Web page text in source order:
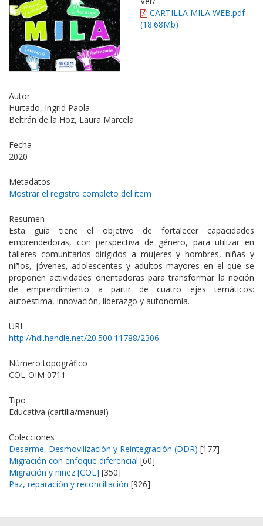
CARTILLA MILA WEB.pdf
(18.68Mb)
Autor
Hurtado, Ingrid Paola
Beltrán de la Hoz, Laura Marcela
Fecha
2020
Metadatos
Mostrar el registro completo del ítem
Resumen
Esta guía tiene el objetivo de fortalecer capacidades
emprendedoras, con perspectiva de género, para utilizar en
talleres comunitarios dirigidos a mujeres y hombres, niñas y
niños, jóvenes, adolescentes y adultos mayores en el que se
proponen actividades orientadoras para transformar la noción
de emprendimiento a partir de cuatro ejes temáticos:
autoestima, innovación, liderazgo y autonomía.
URI
http://hdl.handle.net/20.500.11788/2306
Número topográfico
COL-OIM 0711
Tipo
Educativa (cartilla/manual)
Colecciones
Desarme, Desmovilización y Reintegración (DDR) [177]
Migración con enfoque diferencial [60]
Migración y niñez [COL] [350]
Paz, reparación y reconciliación [926]